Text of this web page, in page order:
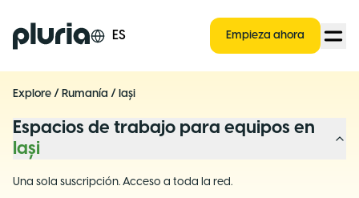
Logo Pluria ES Empieza ahora
Explore / Rumanía / Iași
Espacios de trabajo para equipos en
Iași
Una sola suscripción. Acceso a toda la red.